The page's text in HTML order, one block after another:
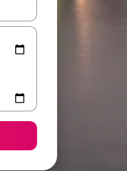
con las teclas de flecha